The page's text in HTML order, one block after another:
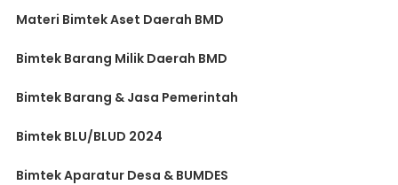
Materi Bimtek Aset Daerah BMD
Bimtek Barang Milik Daerah BMD
Bimtek Barang & Jasa Pemerintah
Bimtek BLU/BLUD 2024
Bimtek Aparatur Desa & BUMDES